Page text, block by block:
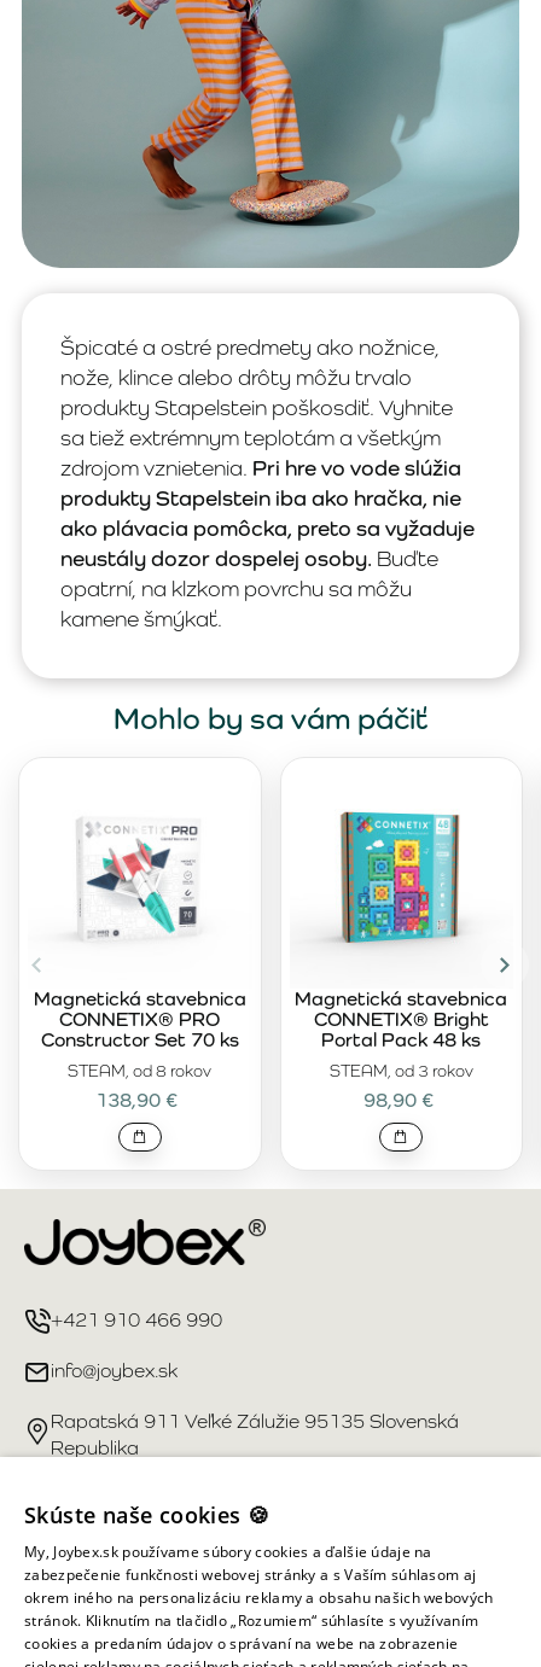
Špicaté a ostré predmety ako nožnice,
nože, klince alebo drôty môžu trvalo
produkty Stapelstein poškosdiť. Vyhnite
sa tiež extrémnym teplotám a všetkým
zdrojom vznietenia. Pri hre vo vode slúžia
produkty Stapelstein iba ako hračka, nie
ako plávacia pomôcka, preto sa vyžaduje
neustály dozor dospelej osoby. Buďte
opatrní, na klzkom povrchu sa môžu
kamene šmýkať.
Mohlo by sa vám páčiť
STEAM, od 8 rokov
Magnetická stavebnica
CONNETIX® PRO
Constructor Set 70 ks
138,90 €
STEAM, od 3 rokov
Magnetická stavebnica
CONNETIX® Bright
Portal Pack 48 ks
98,90 €
+421 910 466 990
info@joybex.sk
Rapatská 911 Veľké Zálužie 95135 Slovenská
Republika
Užitočné odkazy
Účet
Informácie obchodu
Skúste naše cookies 🍪
My, Joybex.sk používame súbory cookies a ďalšie údaje na
zabezpečenie funkčnosti webovej stránky a s Vaším súhlasom aj
okrem iného na personalizáciu reklamy a obsahu našich webových
stránok. Kliknutím na tlačidlo „Rozumiem“ súhlasíte s využívaním
cookies a predaním údajov o správaní na webe na zobrazenie